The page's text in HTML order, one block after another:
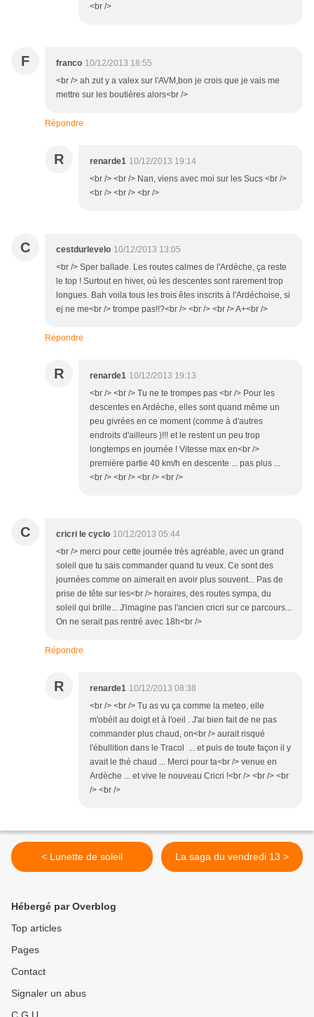
<br />
F franco 10/12/2013 18:55
<br /> ah zut y a valex sur l'AVM,bon je crois que je vais me
mettre sur les boutières alors<br />
Répondre
R renarde1 10/12/2013 19:14
<br /> <br /> Nan, viens avec moi sur les Sucs <br />
<br /> <br /> <br />
C cestdurlevelo 10/12/2013 13:05
<br /> Sper ballade. Les routes calmes de l'Ardèche, ça reste
le top ! Surtout en hiver, où les descentes sont rarement trop
longues. Bah voila tous les trois êtes inscrits à l'Ardéchoise, si
ej ne me<br /> trompe pas!!?<br /> <br /> <br /> A+<br />
Répondre
R renarde1 10/12/2013 19:13
<br /> <br /> Tu ne te trompes pas <br /> Pour les
descentes en Ardèche, elles sont quand même un
peu givrées en ce moment (comme à d'autres
endroits d'ailleurs )!!! et le restent un peu trop
longtemps en journée ! Vitesse max en<br />
première partie 40 km/h en descente ... pas plus ...
<br /> <br /> <br /> <br />
C cricri le cyclo 10/12/2013 05:44
<br /> merci pour cette journée très agréable, avec un grand
soleil que tu sais commander quand tu veux. Ce sont des
journées comme on aimerait en avoir plus souvent... Pas de
prise de tête sur les<br /> horaires, des routes sympa, du
soleil qui brille... J'imagine pas l'ancien cricri sur ce parcours...
On ne serait pas rentré avec 18h<br />
Répondre
R renarde1 10/12/2013 08:38
<br /> <br /> Tu as vu ça comme la meteo, elle
m'obéit au doigt et à l'oeil . J'ai bien fait de ne pas
commander plus chaud, on<br /> aurait risqué
l'ébullition dans le Tracol ... et puis de toute façon il y
avait le thé chaud ... Merci pour ta<br /> venue en
Ardèche ... et vive le nouveau Cricri !<br /> <br /> <br
/> <br />
< Lunette de soleil La saga du vendredi 13 >
Hébergé par Overblog
Top articles
Pages
Contact
Signaler un abus